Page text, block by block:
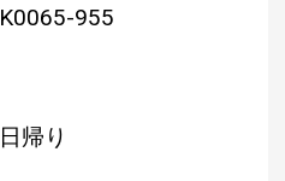
K0065-955
日帰り